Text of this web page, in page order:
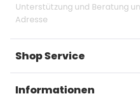
Unterstützung und Beratung
Adresse
Shop Service
Informationen